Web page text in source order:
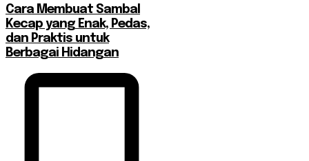
Cara Membuat Sambal
Kecap yang Enak, Pedas,
dan Praktis untuk
Berbagai Hidangan